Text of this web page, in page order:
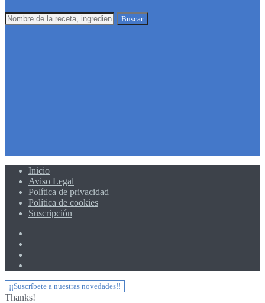
Buscar
Inicio
Aviso Legal
Política de privacidad
Política de cookies
Suscripción
¡¡Suscríbete a nuestras novedades!!
Thanks!